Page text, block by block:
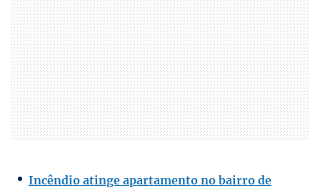
Incêndio atinge apartamento no bairro de